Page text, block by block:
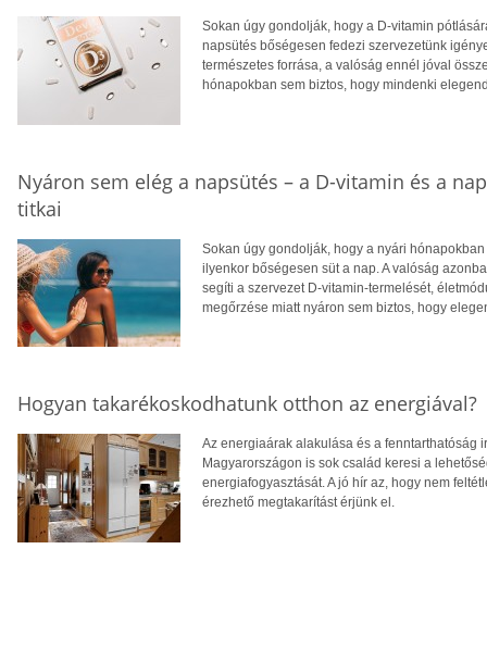
Sokan úgy gondolják, hogy a D-vitamin
napsütés bőségesen fedezi szervezetünk
természetes forrása, a valóság ennél jóval
hónapokban sem biztos, hogy mindenki
Nyáron sem elég a napsütés – a D-vitamin és a
titkai
Sokan úgy gondolják, hogy a nyári
ilyenkor bőségesen süt a nap. A valóság
segíti a szervezet D-vitamin-termelését,
megőrzése miatt nyáron sem biztos, hogy
Hogyan takarékoskodhatunk otthon az energiával?
Az energiaárak alakulása és a fenntarthatóság
Magyarországon is sok család keresi a
energiafogyasztását. A jó hír az, hogy nem
érezhető megtakarítást érjünk el.